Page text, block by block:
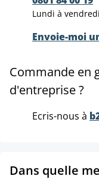
Lundi à
Envoie-moi
Commande en
d'entreprise ?
Ecris-nous à
Dans quelle